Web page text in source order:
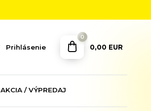
Prihlásenie
0
0,00 EUR
AKCIA / VÝPREDAJ